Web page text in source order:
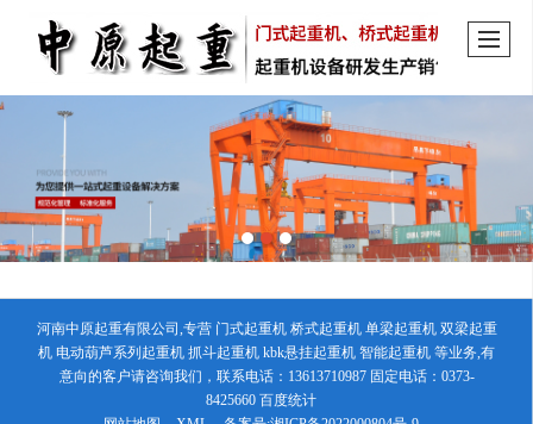
河南中原起重有限公司,专营 门式起重机 桥式起重机 单梁起重机 双梁起重
机 电动葫芦系列起重机 抓斗起重机 kbk悬挂起重机 智能起重机 等业务,有
意向的客户请咨询我们，联系电话：13613710987 固定电话：0373-
8425660 百度统计